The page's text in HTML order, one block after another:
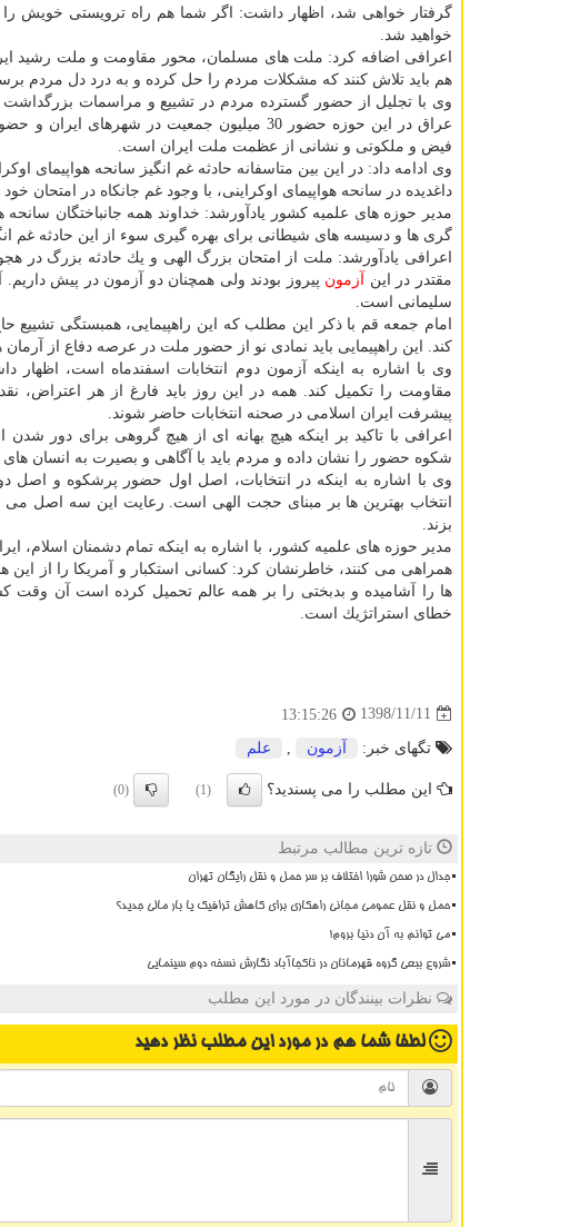
گرفتار خواهی شد، اظهار داشت: اگر شما هم راه ترویستی خویش را
خواهید شد.
اعرافی اضافه كرد: ملت های مسلمان، محور مقاومت و ملت رشید
هم باید تلاش كنند كه مشكلات مردم را حل كرده و به درد دل مردم
وی با تجلیل از حضور گسترده مردم در تشییع و مراسمات
عراق در این حوزه حضور 30 میلیون جمعیت در
فیض و ملكوتی و نشانی از عظمت ملت ایران است.
وی ادامه داد: در این بین متاسفانه حادثه غم انگیز سانحه هواپیمای
داغدیده در سانحه هواپیمای اوكراینی، با وجود غم جانكاه در امتحان
مدیر حوزه های علمیه كشور یادآورشد: خداوند همه جانباختگان
گری ها و دسیسه های شیطانی برای بهره گیری سوء از این حادثه غم
اعرافی یادآورشد: ملت از امتحان بزرگ الهی و یك حادثه بزرگ در
مقتدر در این
آزمون
سلیمانی است.
امام جمعه قم با ذكر این مطلب كه این راهپیمایی، همبستگی تشییع
كند. این راهپیمایی باید نمادی نو از حضور ملت در عرصه دفاع از
وی با اشاره به اینكه آزمون دوم انتخابات اسفندماه است،
مقاومت را تكمیل كند. همه در این روز باید فارغ از هر اعتراض،
پیشرفت ایران اسلامی در صحنه انتخابات حاضر شوند.
اعرافی با تاكید بر اینكه هیچ بهانه ای از هیچ گروهی برای دور
شكوه حضور را نشان داده و مردم باید با آگاهی و بصیرت به انسان
وی با اشاره به اینكه در انتخابات، اصل اول حضور پرشكوه و
انتخاب بهترین ها بر مبنای حجت الهی است. رعایت این سه اصل می
بزند.
مدیر حوزه های علمیه كشور، با اشاره به اینكه تمام دشمنان اسلام،
همراهی می كنند، خاطرنشان كرد: كسانی استكبار و آمریكا را از
ها را آشامیده و بدبختی را بر همه عالم تحمیل كرده است آن وقت
خطای استراتژیك است.
1398/11/11
13:15:26
تگهای خبر: آزمون علم
این مطلب را می پسندید؟ (1)
(0)
تازه ترین مطالب مرتبط
جدال در صحن شورا اختلاف بر سر حمل و نقل رایگان تهران
حمل و نقل عمومی مجانی راهکاری برای کاهش ترافیک یا بار مالی جدید؟
می توانم به آن دنیا بروم!
شروع ببعی گروه قهرمانان در ناکجاآباد نگارش نسخه دوم سینمایی
نظرات بینندگان در مورد این مطلب
لطفا شما همدر مورد این مطلب نظر دهید